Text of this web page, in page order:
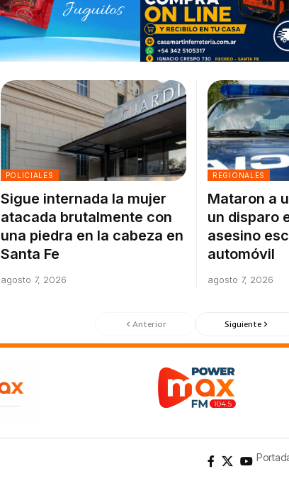
POLICIALES
Sigue internada la mujer
atacada brutalmente con
una piedra en la cabeza en
Santa Fe
agosto 7, 2026
REGIONALES
Mataron a
un disparo
asesino
automóvil
agosto 7, 2026
Anterior Siguiente